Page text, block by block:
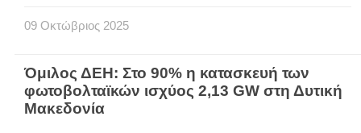
09 Οκτώβριος 2025
Όμιλος ΔΕΗ: Στο 90% η κατασκευή των
φωτοβολταϊκών ισχύος 2,13 GW στη Δυτική
Μακεδονία